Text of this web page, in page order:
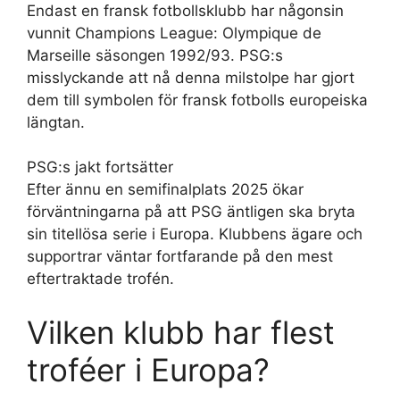
Endast en fransk fotbollsklubb har någonsin
vunnit Champions League: Olympique de
Marseille säsongen 1992/93. PSG:s
misslyckande att nå denna milstolpe har gjort
dem till symbolen för fransk fotbolls europeiska
längtan.
PSG:s jakt fortsätter
Efter ännu en semifinalplats 2025 ökar
förväntningarna på att PSG äntligen ska bryta
sin titellösa serie i Europa. Klubbens ägare och
supportrar väntar fortfarande på den mest
eftertraktade trofén.
Vilken klubb har flest
troféer i Europa?